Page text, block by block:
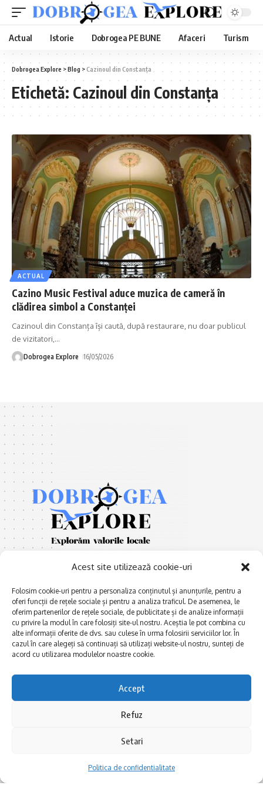
Acest site utilizează cookie-uri
Folosim cookie-uri pentru a personaliza conținutul și anunțurile, pentru a
oferi funcții de rețele sociale și pentru a analiza traficul. De asemenea, le
oferim partenerilor de rețele sociale, de publicitate și de analize informații
cu privire la modul în care folosiți site-ul nostru. Aceștia le pot combina cu
alte informații oferite de dvs. sau culese în urma folosirii serviciilor lor. În
cazul în care alegeți să continuați să utilizați website-ul nostru, sunteți de
acord cu utilizarea modulelor noastre cookie.
Accept
Refuz
Setari
Politica de confidentialitate
Actual Istorie Dobrogea PE BUNE Afaceri Turism
Dobrogea Explore >Blog >Cazinoul din Constanța
Etichetă: Cazinoul din Constanța
ACTUAL
Cazino Music Festival aduce muzica de cameră în
clădirea simbol a Constanței
Cazinoul din Constanța își caută, după restaurare, nu doar publicul
de vizitatori, …
Dobrogea Explore 16/05/2026
E xplorăm Dobrogea,
Explorăm valorile locale:
Deltă, Litoral, cele mai mari
biserici și mănăstiri, cele mai
FRUMOASE POVEȘTI.
Afaceri și meșteșuguri
Actualitate